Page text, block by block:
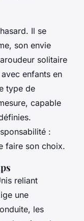
Il se
son envie
solitaire
enfants en
type de
capable
:
faire son choix.
reliant
une
les